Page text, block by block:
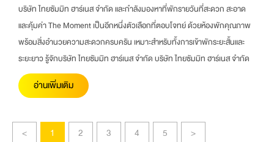
บริษัท ไทยซัมมิท ฮาร์เนส จำกัด และกำลังมองหาที่พักรายวันที่สะดวก สะอาด
และคุ้มค่า The Moment เป็นอีกหนึ่งตัวเลือกที่ตอบโจทย์ ด้วยห้องพักคุณภาพ
พร้อมสิ่งอำนวยความสะดวกครบครัน เหมาะสำหรับทั้งการเข้าพักระยะสั้นและ
ระยะยาว รู้จักบริษัท ไทยซัมมิท ฮาร์เนส จำกัด บริษัท ไทยซัมมิท ฮาร์เนส จำกัด
อ่านเพิ่มเติม
< 1 2 3 4 5 >